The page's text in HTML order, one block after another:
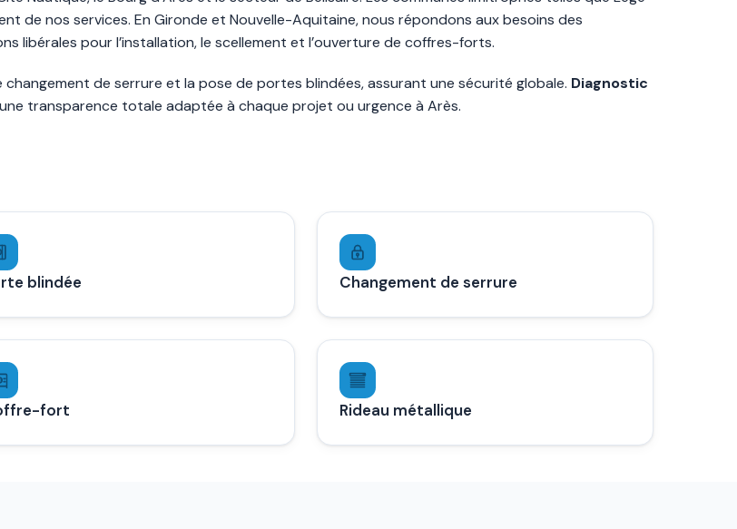
de nos services. En Gironde et Nouvelle-Aquitaine, nous répondons aux besoins des
libérales pour l’installation, le scellement et l’ouverture de coffres-forts.
de serrure et la pose de portes blindées, assurant une sécurité globale. Diagnostic
transparence totale adaptée à chaque projet ou urgence à Arès.
blindée Changement de serrure
fort Rideau métallique